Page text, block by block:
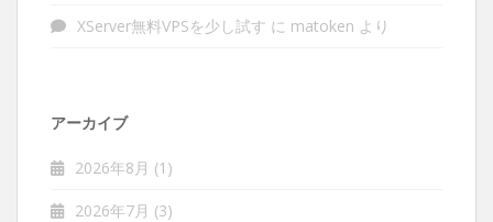
XServer無料VPSを少し試す に matoken より
アーカイブ
2026年8月 (1)
2026年7月 (3)